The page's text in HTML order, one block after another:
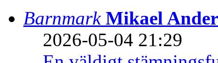
Barnmark Mikael
2026-05-04 21:29